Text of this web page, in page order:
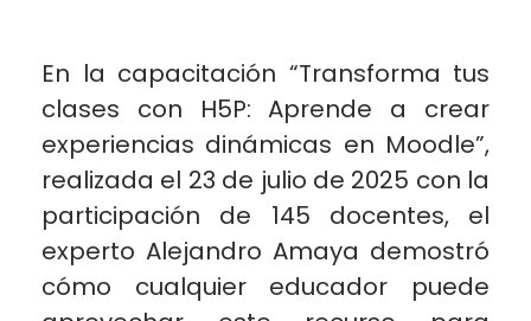
En la capacitación “Transforma tus
clases con H5P: Aprende a crear
experiencias dinámicas en Moodle”,
realizada el 23 de julio de 2025 con la
participación de 145 docentes, el
experto Alejandro Amaya demostró
cómo cualquier educador puede